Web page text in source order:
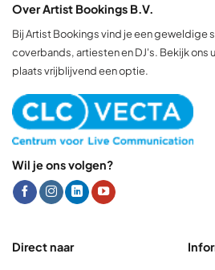
Over Artist Bookings B.V.
Bij Artist Bookings vind je een geweldige
coverbands, artiesten en DJ's. Bekijk
plaats vrijblijvend een optie.
Wil je ons volgen?
Direct naar